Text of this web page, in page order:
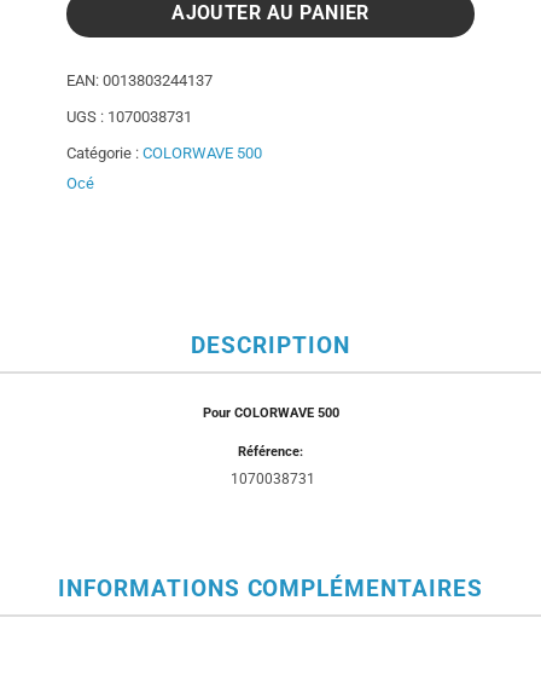
AJOUTER AU PANIER
EAN: 0013803244137
UGS : 1070038731
Catégorie : COLORWAVE 500
Océ
DESCRIPTION
Pour COLORWAVE 500
Référence:
1070038731
INFORMATIONS COMPLÉMENTAIRES